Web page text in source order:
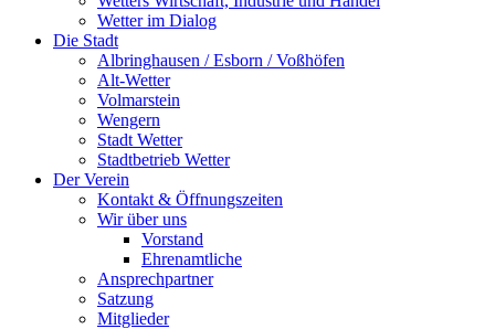
Wetter im Dialog
Die Stadt
Albringhausen / Esborn / Voßhöfen
Alt-Wetter​
Volmarstein
Wengern
Stadt Wetter
Stadtbetrieb Wetter
Der Verein
Kontakt & Öffnungszeiten
Wir über uns
Vorstand
Ehrenamtliche
Ansprechpartner
Satzung
Mitglieder